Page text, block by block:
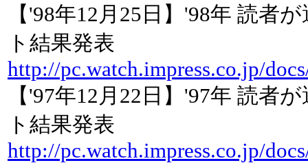
【'98年12月25日】'98年 読者
ト結果発表
http://pc.watch.impress.co.jp/
【'97年12月22日】'97年 読者
ト結果発表
http://pc.watch.impress.co.jp/